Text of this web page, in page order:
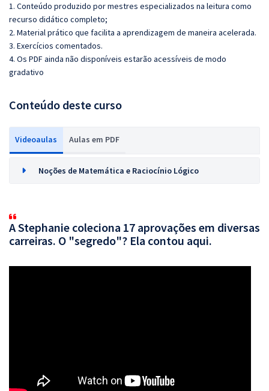
1. Conteúdo produzido por mestres especializados na leitura como
recurso didático completo;
2. Material prático que facilita a aprendizagem de maneira acelerada.
3. Exercícios comentados.
4. Os PDF ainda não disponíveis estarão acessíveis de modo
gradativo
Conteúdo deste curso
Videoaulas Aulas em PDF
Noções de Matemática e Raciocínio Lógico
A Stephanie coleciona 17 aprovações em diversas
carreiras. O "segredo"? Ela contou aqui.